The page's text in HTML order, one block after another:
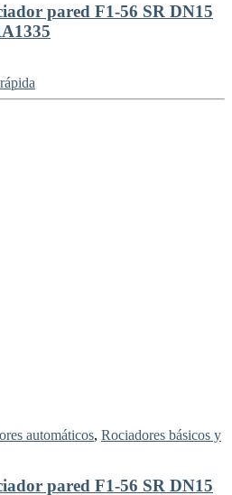
pared F1-56 SR DN15
automáticos, Rociadores básicos y
pared F1-56 SR DN15